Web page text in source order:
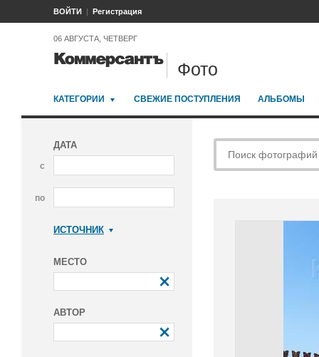
ВОЙТИ Регистрация
06 АВГУСТА, ЧЕТВЕРГ
Фото
КАТЕГОРИИ СВЕЖИЕ ПОСТУПЛЕНИЯ АЛЬБОМЫ
ДАТА
с
по
ИСТОЧНИК
МЕСТО
АВТОР